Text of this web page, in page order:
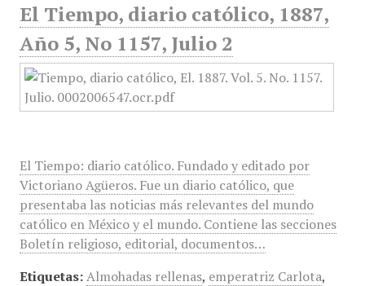
El Tiempo, diario católico, 1887,
Año 5, No 1157, Julio 2
El Tiempo: diario católico. Fundado y editado por
Victoriano Agüeros. Fue un diario católico, que
presentaba las noticias más relevantes del mundo
católico en México y el mundo. Contiene las secciones
Boletín religioso, editorial, documentos…
Etiquetas: Almohadas rellenas, emperatriz Carlota,